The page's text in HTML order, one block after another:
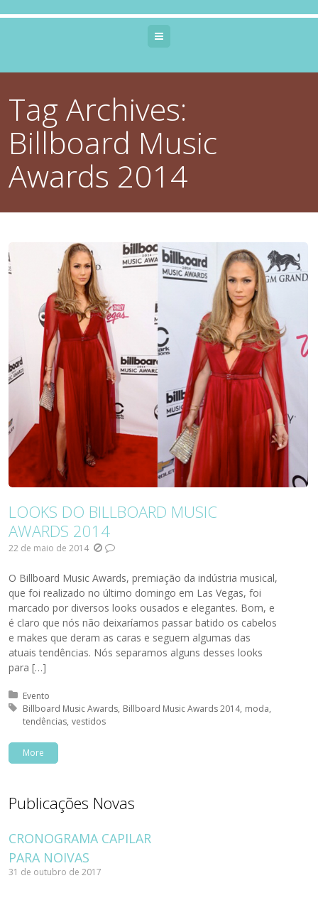
Tag Archives:
Billboard Music
Awards 2014
LOOKS DO BILLBOARD MUSIC
AWARDS 2014
22 de maio de 2014
O Billboard Music Awards, premiação da indústria musical,
que foi realizado no último domingo em Las Vegas, foi
marcado por diversos looks ousados e elegantes. Bom, e
é claro que nós não deixaríamos passar batido os cabelos
e makes que deram as caras e seguem algumas das
atuais tendências. Nós separamos alguns desses looks
para […]
Posted in:
Evento
Tagged with:
Billboard Music Awards Billboard Music Awards 2014 moda
tendências vestidos
More
Publicações Novas
CRONOGRAMA CAPILAR
PARA NOIVAS
31 de outubro de 2017